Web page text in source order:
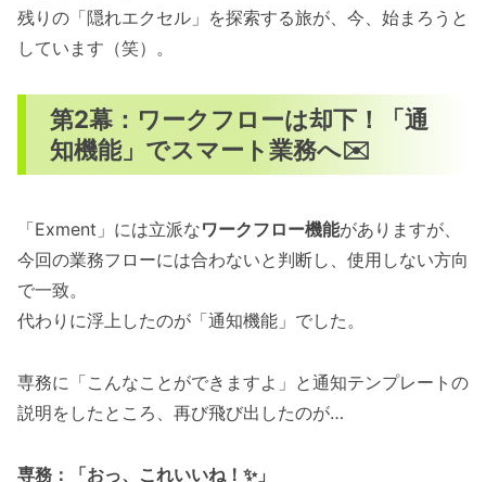
残りの「隠れエクセル」を探索する旅が、今、始まろうと
しています（笑）。
第2幕：ワークフローは却下！「通
知機能」でスマート業務へ✉️
「Exment」には立派なワークフロー機能がありますが、
今回の業務フローには合わないと判断し、使用しない方向
で一致。
代わりに浮上したのが「通知機能」でした。
専務に「こんなことができますよ」と通知テンプレートの
説明をしたところ、再び飛び出したのが…
専務：「おっ、これいいね！✨」